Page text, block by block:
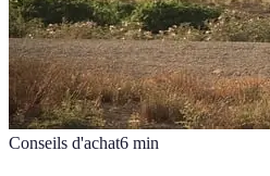
Conseils d'achat6 min